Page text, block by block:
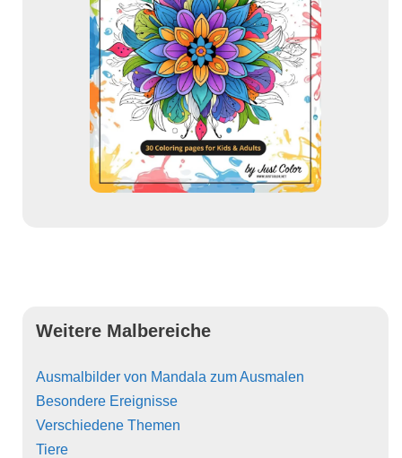
Weitere Malbereiche
Ausmalbilder von Mandala zum Ausmalen
Besondere Ereignisse
Verschiedene Themen
Tiere